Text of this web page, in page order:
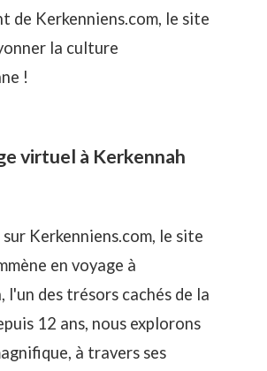
de Kerkenniens.com, le site
la culture
!
virtuel à Kerkennah
Kerkenniens.com, le site
en voyage à
, l'un des trésors cachés de la
12 ans, nous explorons
à travers ses